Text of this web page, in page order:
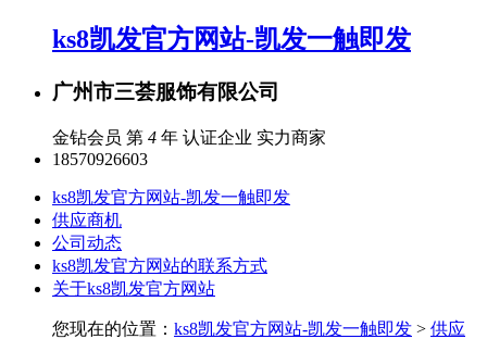
ks8凯发官方网站-凯发一触即发
广州市三荟服饰有限公司
金钻会员 第 4 年 认证企业 实力商家
18570926603
ks8凯发官方网站-凯发一触即发
供应商机
公司动态
ks8凯发官方网站的联系方式
关于ks8凯发官方网站
您现在的位置： ks8凯发官方网站-凯发一触即发 > 供应